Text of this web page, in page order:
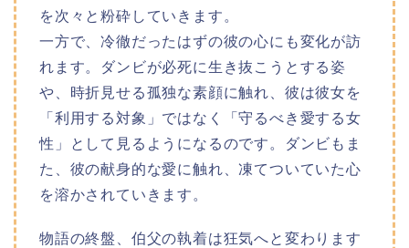
を次々と粉砕していきます。
一方で、冷徹だったはずの彼の心にも変化が訪
れます。ダンビが必死に生き抜こうとする姿
や、時折見せる孤独な素顔に触れ、彼は彼女を
「利用する対象」ではなく「守るべき愛する女
性」として見るようになるのです。ダンビもま
た、彼の献身的な愛に触れ、凍てついていた心
を溶かされていきます。
物語の終盤、伯父の執着は狂気へと変わります